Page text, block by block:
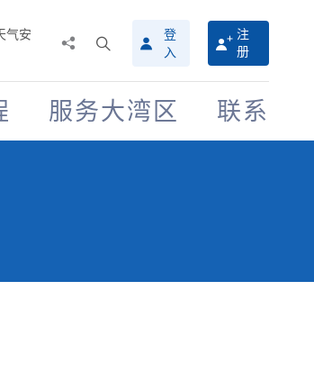
气安
搜
寻
介
面
登
入
注
册
服务大湾区 联系